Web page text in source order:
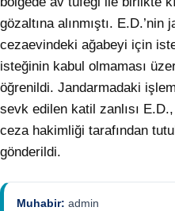
gözaltına alınmıştı.
cezaevindeki ağabeyi için
isteğinin kabul olmaması
öğrenildi. Jandarmadaki
sevk edilen katil zanlısı E.D.,
ceza hakimliği tarafından
gönderildi.
Muhabir: admin